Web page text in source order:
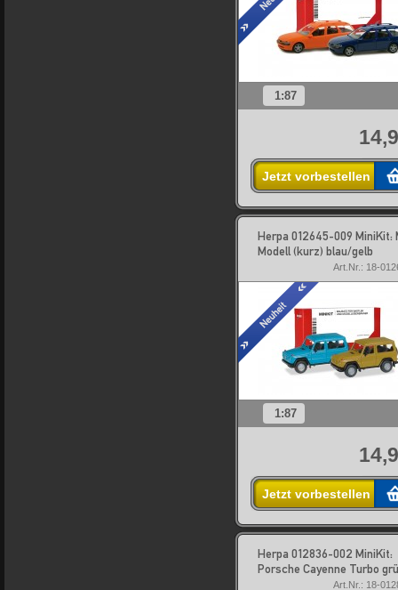
1:87
Jetzt vorbestellen
Herpa 012645-009 MiniKit:
Modell (kurz) blau/gelb
Art.Nr.: 18-
1:87
Jetzt vorbestellen
Herpa 012836-002 MiniKit:
Porsche Cayenne Turbo
Art.Nr.: 18-